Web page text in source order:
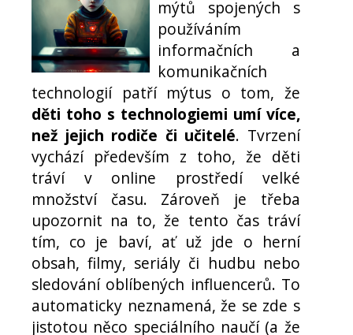
mýtů spojených s
používáním
informačních a
komunikačních
technologií patří mýtus o tom, že
děti toho s technologiemi umí více,
než jejich rodiče či učitelé. Tvrzení
vychází především z toho, že děti
tráví v online prostředí velké
množství času. Zároveň je třeba
upozornit na to, že tento čas tráví
tím, co je baví, ať už jde o herní
obsah, filmy, seriály či hudbu nebo
sledování oblíbených influencerů. To
automaticky neznamená, že se zde s
jistotou něco speciálního naučí (a že